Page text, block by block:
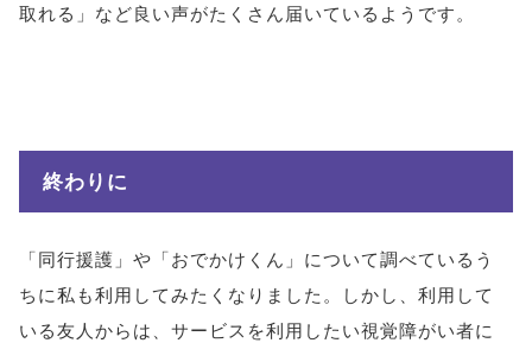
取れる」など良い声がたくさん届いているようです。
終わりに
「同行援護」や「おでかけくん」について調べているう
ちに私も利用してみたくなりました。しかし、利用して
いる友人からは、サービスを利用したい視覚障がい者に